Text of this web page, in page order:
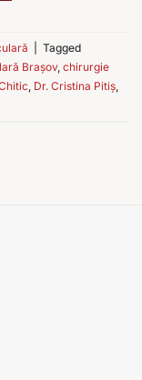
Tagged
Brașov, chirurgie
, Dr. Cristina Pitiș,